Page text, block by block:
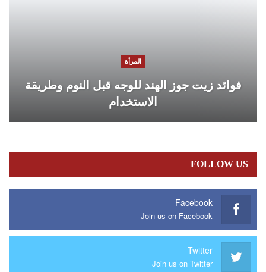
المرأة
فوائد زيت جوز الهند للوجه قبل النوم وطريقة
الاستخدام
FOLLOW US
Facebook
Join us on Facebook
Twitter
Join us on Twitter